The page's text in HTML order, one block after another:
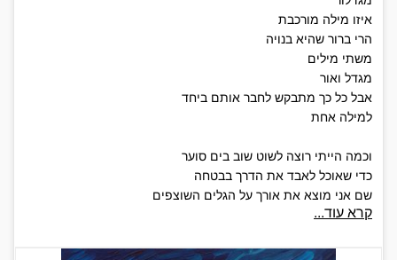
איזו מילה מורכבת
הרי ברור שהיא בנויה
משתי מילים
מגדל ואור
אבל כל כך מתבקש לחבר אותם ביחד
למילה אחת
וכמה הייתי רוצה לשוט שוב בים סוער
כדי שאוכל לאבד את הדרך בבטחה
שם אני מוצא את אורך על הגלים השוצפים
רוקם לי שיר על מילים אבודות שמחפשות משמעות
וכמה הייתי רוצה שפעם אחת תשוטי רק את
קרא עוד...